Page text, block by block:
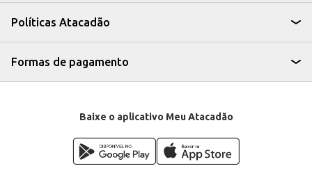
Políticas Atacadão
Formas de pagamento
Baixe o aplicativo Meu Atacadão